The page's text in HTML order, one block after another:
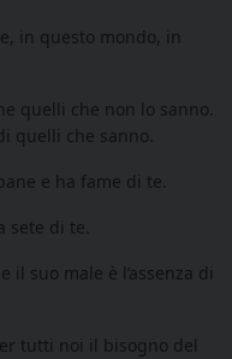
in questo mondo, in
quelli che non lo sanno.
quelli che sanno.
e ha fame di te.
sete di te.
suo male è l’assenza di
tutti noi il bisogno del